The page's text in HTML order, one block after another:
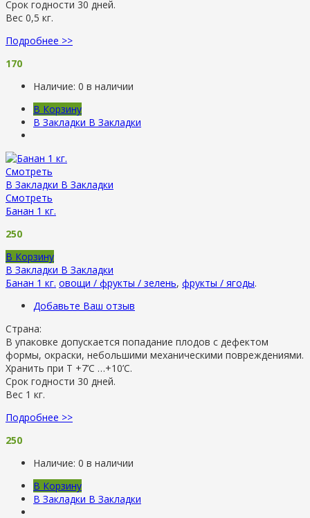
Срок годности 30 дней.
Вес 0,5 кг.
Подробнее >>
170
Наличие: 0 в наличии
В Корзину
В Закладки В Закладки
Смотреть
В Закладки В Закладки
Смотреть
Банан 1 кг.
250
В Корзину
В Закладки В Закладки
Банан 1 кг. овощи / фрукты / зелень, фрукты / ягоды.
Добавьте Ваш отзыв
Страна:
В упаковке допускается попадание плодов с дефектом
формы, окраски, небольшими механическими повреждениями.
Хранить при Т +7’C …+10’C.
Срок годности 30 дней.
Вес 1 кг.
Подробнее >>
250
Наличие: 0 в наличии
В Корзину
В Закладки В Закладки